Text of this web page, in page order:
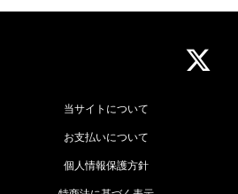
当サイトについて
お支払いについて
個人情報保護方針